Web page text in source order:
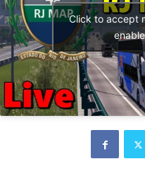
Click to accept